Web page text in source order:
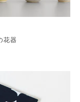
花器